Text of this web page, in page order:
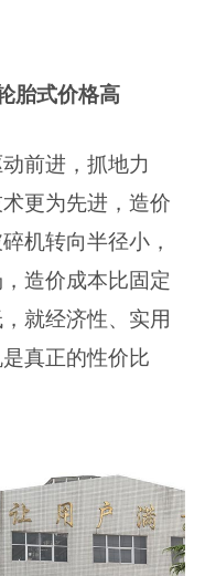
胎式价格高
前进，抓地力
更为先进，造价
机转向半径小，
造价成本比固定
就经济性、实用
真正的性价比